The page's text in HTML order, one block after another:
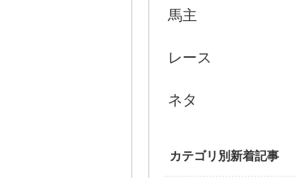
馬主
レース
ネタ
カテゴリ別新着記事